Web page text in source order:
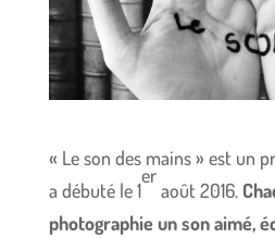
« Le son des mains » est un
a débuté le 1
er
août 2016.
photographie un son aimé,